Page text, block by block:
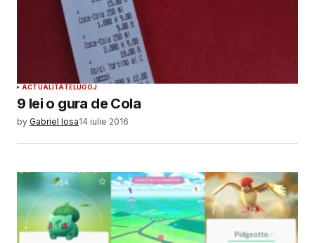
ACTUALITATELUGOJ
9 lei o gura de Cola
by Gabriel Iosa14 iulie 2016